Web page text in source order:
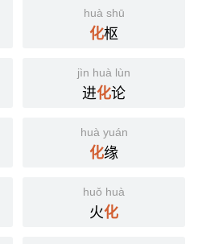
huà shū
化枢
jìn huà lùn
进化论
huà yuán
化缘
huǒ huà
火化